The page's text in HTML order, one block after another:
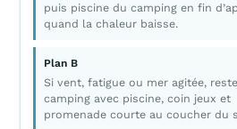
puis piscine du camping en fin
quand la chaleur baisse.
Plan B
Si vent, fatigue ou mer agitée,
camping avec piscine, coin jeux et
promenade courte au coucher du